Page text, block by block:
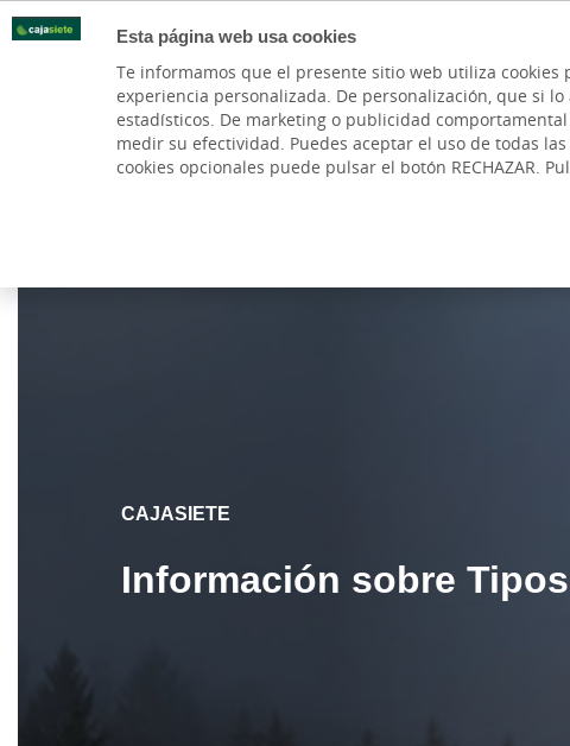
Esta página web usa cookies
Te informamos que el presente sitio web utiliza
experiencia personalizada. De personalización, que si
estadísticos. De marketing o publicidad
medir su efectividad. Puedes aceptar el uso de todas
cookies opcionales puede pulsar el botón RECHAZAR.
PARTICULARES BANCA
CAJASIETE
Información sobre